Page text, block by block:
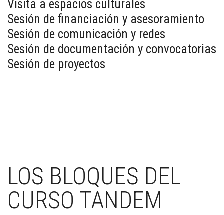
Visita a espacios culturales
Sesión de financiación y asesoramiento
Sesión de comunicación y redes
Sesión de documentación y convocatorias
Sesión de proyectos
LOS BLOQUES DEL
CURSO TANDEM